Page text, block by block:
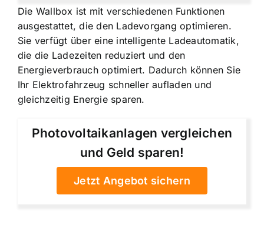
Die Wallbox ist mit verschiedenen Funktionen
ausgestattet, die den Ladevorgang optimieren.
Sie verfügt über eine intelligente Ladeautomatik,
die die Ladezeiten reduziert und den
Energieverbrauch optimiert. Dadurch können Sie
Ihr Elektrofahrzeug schneller aufladen und
gleichzeitig Energie sparen.
Photovoltaikanlagen vergleichen
und Geld sparen!
Jetzt Angebot sichern